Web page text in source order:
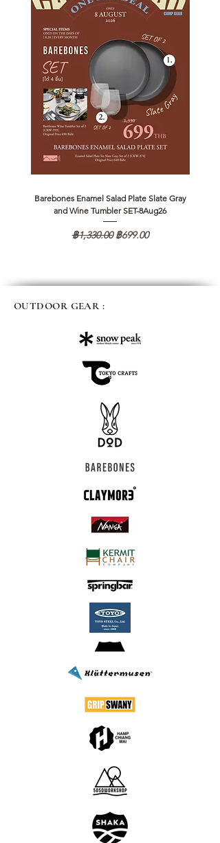
Barebones Enamel Salad Plate Slate Gray
and Wine Tumbler SET-8Aug26
ราคาปกติ
฿1,330.00 ราคาขายลด
฿699.00
OUTDOOR GEAR :